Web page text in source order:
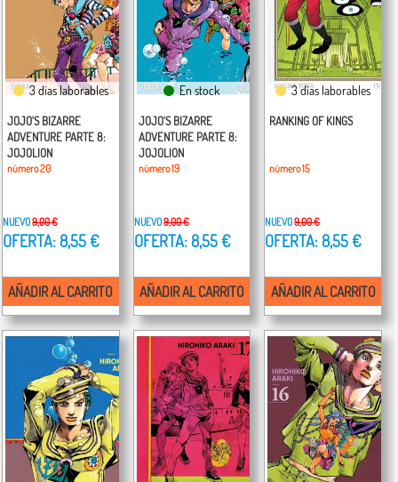
3 días laborables
JOJO'S BIZARRE
ADVENTURE PARTE 8:
JOJOLION
número 20
NUEVO9,00 €
OFERTA: 8,55 €
AÑADIR AL CARRITO
En stock
JOJO'S BIZARRE
ADVENTURE PARTE 8:
JOJOLION
número 19
NUEVO9,00 €
OFERTA: 8,55 €
AÑADIR AL CARRITO
3 días laborables
RANKING OF KINGS
número 15
NUEVO9,00 €
OFERTA: 8,55 €
AÑADIR AL CARRITO